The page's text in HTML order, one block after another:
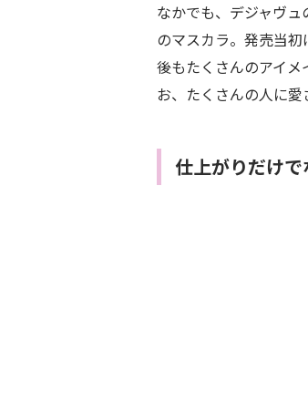
なかでも、デジャヴ
のマスカラ。発売当
後もたくさんのアイ
お、たくさんの人に愛
仕上がりだけ